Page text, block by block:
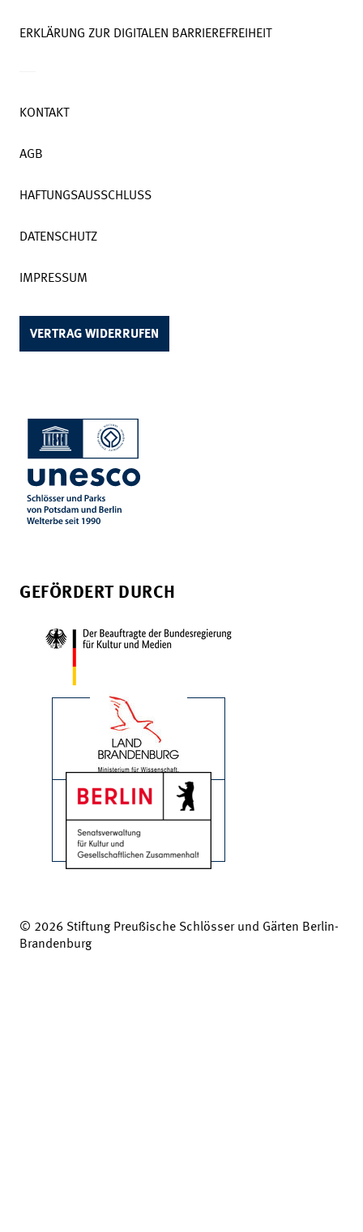
ERKLÄRUNG ZUR DIGITALEN BARRIEREFREIHEIT
KONTAKT
AGB
HAFTUNGSAUSSCHLUSS
DATENSCHUTZ
IMPRESSUM
VERTRAG WIDERRUFEN
GEFÖRDERT DURCH
© 2026 Stiftung Preußische Schlösser und Gärten Berlin-
Brandenburg